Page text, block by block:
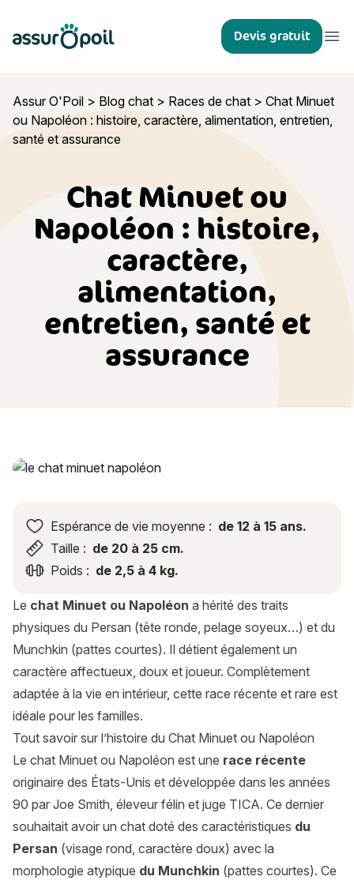
Assur O'Poil Devis gratuit
Assur O'Poil > Blog chat > Races de chat > Chat Minuet
ou Napoléon : histoire, caractère, alimentation, entretien,
santé et assurance
Chat Minuet ou
Napoléon : histoire,
caractère,
alimentation,
entretien, santé et
assurance
Chat Minuet ou Napoléon : histoire, caractère,
Espérance de vie moyenne : de 12 à 15 ans.
Taille : de 20 à 25 cm.
Poids : de 2,5 à 4 kg.
Le chat Minuet ou Napoléon a hérité des traits
physiques du Persan (tête ronde, pelage soyeux…) et du
Munchkin (pattes courtes). Il détient également un
caractère affectueux, doux et joueur. Complètement
adaptée à la vie en intérieur, cette race récente et rare est
idéale pour les familles.
Tout savoir sur l’histoire du Chat Minuet ou Napoléon
Le chat Minuet ou Napoléon est une race récente
originaire des États-Unis et développée dans les années
90 par Joe Smith, éleveur félin et juge TICA. Ce dernier
souhaitait avoir un chat doté des caractéristiques du
Persan (visage rond, caractère doux) avec la
morphologie atypique du Munchkin (pattes courtes). Ce